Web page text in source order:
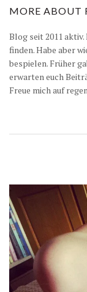
MORE ABOUT
Blog seit 2011
finden. Habe aber
bespielen. Früher
erwarten euch
Freue mich auf